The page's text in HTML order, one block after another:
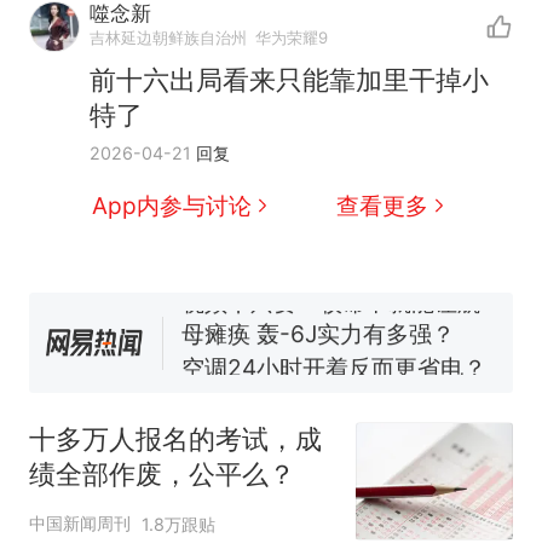
噬念新
吉林延边朝鲜族自治州 华为荣耀9
前十六出局看来只能靠加里干掉小
特了
2026-04-21 回复
App内参与讨论 查看更多
热 十多万人报名的考试，成绩
全部作废，公平么？
家，刚改国名，总统就邀请中
国大使骑行绕了几乎整个国境
线一圈，还曾两次到中国寻根
搬家报价570元，搬到楼下交
空调24小时开着反而更省电？
电力部门回应
大风力14级
热
十多万人报名的考试，成绩
全部作废，公平么？
十多万人报名的考试，成
绩全部作废，公平么？
中国新闻周刊 1.8万跟贴